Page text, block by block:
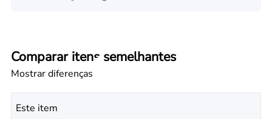
Comparar itens semelhantes
Mostrar diferenças
Este item